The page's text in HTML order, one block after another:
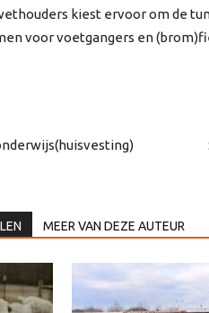
kiest ervoor om de
voor voetgangers en
MEER VAN DEZE AUTEUR